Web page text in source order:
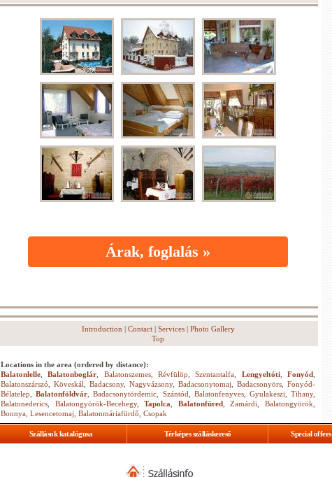
Árak, foglalás »
Introduction | Contact| Services| Photo Gallery
Top
Locations in the area (ordered by distance):
Balatonlelle ,Balatonboglár Balatonszemes,Révfülöp ,Szentantalfa Lengyeltóti,Fonyód
Balatonszárszó
Köveskál Badacsony, Nagyvázsony, Badacsonytomaj Badacsonyörs
Fonyód-
Bélatelep ,Balatonföldvár ,Badacsonytördemic Szántód Balatonfenyves, Gyulakeszi ,Tihany,
Balatonederics
Balatongyörök-Becehegy,Tapolca Balatonfüred,Zamárdi ,Balatongyörök
Bonnya Lesencetomaj Balatonmáriafürdő Csopak
Szállások katalógusa Térképes szálláskereső Special offers